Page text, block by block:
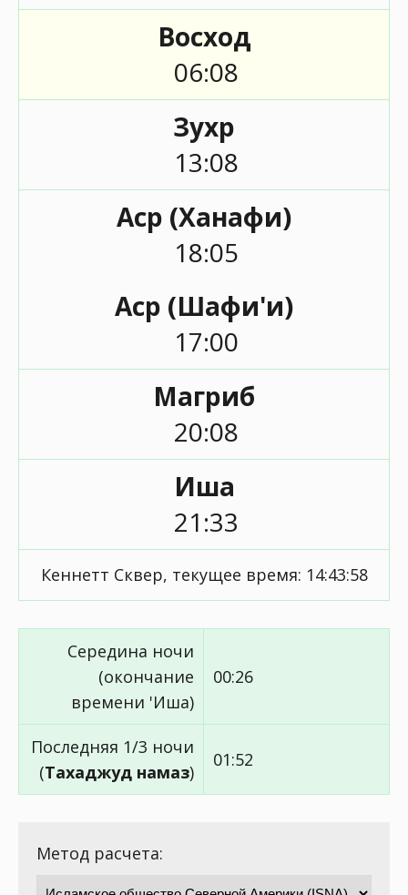
Восход
06:08
Зухр
13:08
Аср (Ханафи)
18:05
Аср (Шафи'и)
17:00
Магриб
20:08
Иша
21:33
Кеннетт Сквер, текущее время: 14:43:58
Середина ночи
(окончание
времени 'Иша)
00:26
Последняя 1/3 ночи
(Тахаджуд намаз)
01:52
Метод расчета: